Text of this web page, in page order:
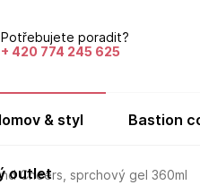
Potřebujete poradit?
+ 420 774 245 625
Cheers, sprchový gel 360ml
& styl bastion
outlet